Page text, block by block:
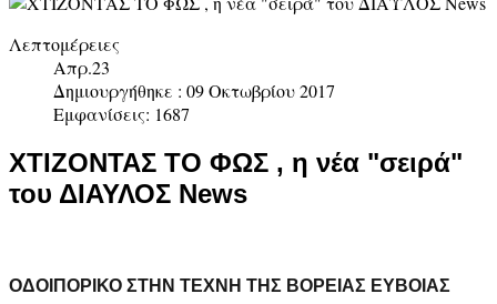
Λεπτομέρειες
Απρ.23
Δημιουργήθηκε : 09 Οκτωβρίου 2017
Εμφανίσεις: 1687
ΧΤΙΖΟΝΤΑΣ ΤΟ ΦΩΣ , η νέα "σειρά"
του ΔΙΑΥΛΟΣ News
ΟΔΟΙΠΟΡΙΚΟ ΣΤΗΝ ΤΕΧΝΗ ΤΗΣ ΒΟΡΕΙΑΣ ΕΥΒΟΙΑΣ